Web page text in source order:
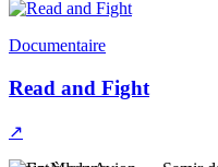
Documentaire
Read and Fight
↗